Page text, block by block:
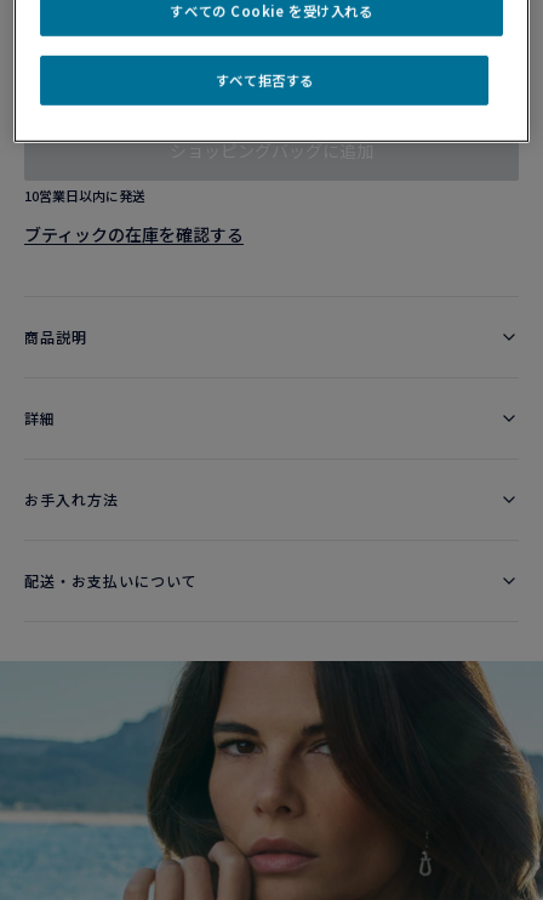
カスタマイズ
ショッピングバッグに追加
10営業日以内に発送
ブティックの在庫を確認する​
商品説明
詳細​
お手入れ方法
配送・お支払いについて
すべて拒否する
すべての Cookie を受け入れる